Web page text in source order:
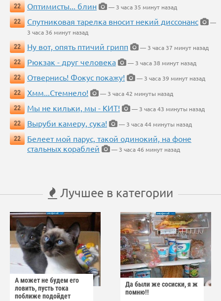
22
Оптимисты... блин
— 3 часа 35 минут назад
22
Спутниковая тарелка вносит некий диссонанс
—
3 часа 36 минут назад
22
Ну вот, опять птичий грипп
— 3 часа 37 минут назад
22
Рюкзак - друг человека
— 3 часа 38 минут назад
22
Отвернись! Фокус покажу!
— 3 часа 39 минут назад
22
Хмм...Стемнело!
— 3 часа 42 минуты назад
22
Мы не кильки, мы - КИТ!
— 3 часа 43 минуты назад
22
Выруби камеру, сука!
— 3 часа 44 минуты назад
22
Белеет мой парус, такой одинокий, на фоне
стальных кораблей
— 3 часа 46 минут назад
Лучшее в категории
А может не будем его
ловить, пусть тока
поближе подойдет
Да были же сосиски, я ж
помню!!